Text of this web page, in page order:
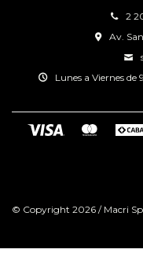
2
Av.
Lunes a Viernes de
© Copyright 2026 / Macri